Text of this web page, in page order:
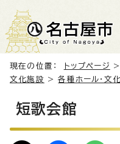
現在の位置： トップページ
文化施設
>各種ホール・文
短歌会館